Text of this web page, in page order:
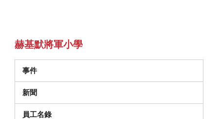
赫基默將軍小學
事件
新聞
員工名錄